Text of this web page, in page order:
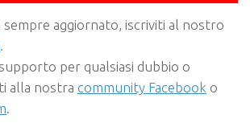
sempre aggiornato, iscriviti al nostro
.
per qualsiasi dubbio o
alla nostra community Facebook o
.